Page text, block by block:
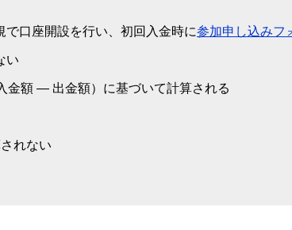
で口座開設を行い、初回入金時に参加申し込みフ
い
金額 — 出金額）に基づいて計算される
れない